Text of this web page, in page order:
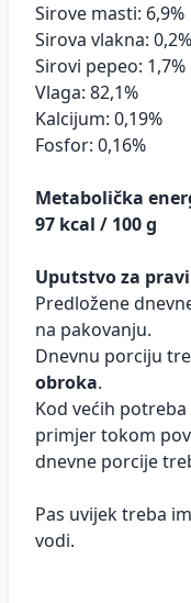
Sirove masti: 6,9%
Sirova vlakna: 0,2%
Sirovi pepeo: 1,7%
Vlaga: 82,1%
Kalcijum: 0,19%
Fosfor: 0,16%
Metabolička
97 kcal / 100 g
Uputstvo za
Predložene
na pakovanju.
Dnevnu porciju
obroka.
Kod većih
primjer tokom
dnevne porcije
Pas uvijek treba
vodi.